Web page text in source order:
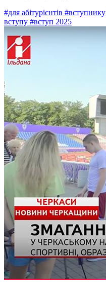
#для абітурієнтів #вступнику
вступу #вступ 2025